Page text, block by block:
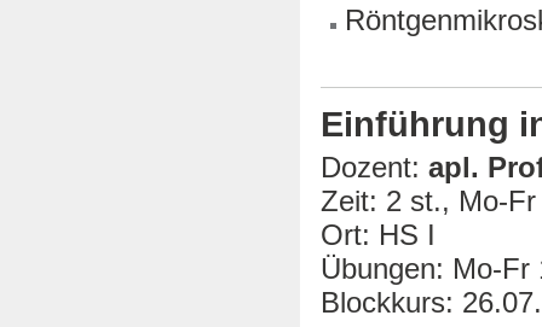
Einführung
Dozent: apl.
Zeit: 2 st., Mo-Fr
Ort: HS I
Übungen: Mo-
Blockkurs: